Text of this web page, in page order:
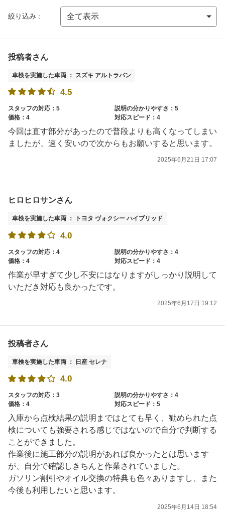
絞り込み :
投稿者さん
車検を実施した車両 ： スズキ アルトラパン
4.5
スタッフの対応：5
説明の分かりやすさ：5
価格：4
対応スピード：4
今回は直す部分があったので普段よりも高くなってしまい
ましたが、速く安いので次からもお願いすると思います。
2025年6月21日 17:07
ヒロヒロサンさん
車検を実施した車両 ： トヨタ ヴォクシー ハイブリッド
4.0
スタッフの対応：4
説明の分かりやすさ：4
価格：4
対応スピード：4
作業が早すぎて少し不安にはなりますがしっかり説明して
いただき対応も良かったです。
2025年6月17日 19:12
投稿者さん
車検を実施した車両 ： 日産 セレナ
4.0
スタッフの対応：3
説明の分かりやすさ：4
価格：4
対応スピード：5
入庫から点検結果の説明まではとても早く、勧められた点
検についても強要される感じではないので自分で判断する
ことができました。
作業後に施工部分の説明があれば良かったとは思います
が、自分で確認しきちんと作業されていました。
ガソリン割引やオイル交換の特典も色々ありますし、また
今後も利用したいと思います。
2025年6月14日 18:54